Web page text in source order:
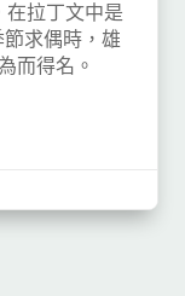
在拉丁文中是
節求偶時，雄
而得名。